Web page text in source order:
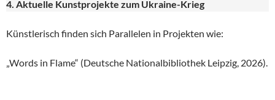
4. Aktuelle Kunstprojekte zum Ukraine-Krieg
Künstlerisch finden sich Parallelen in Projekten wie:
„Words in Flame“ (Deutsche Nationalbibliothek Leipzig, 2026).